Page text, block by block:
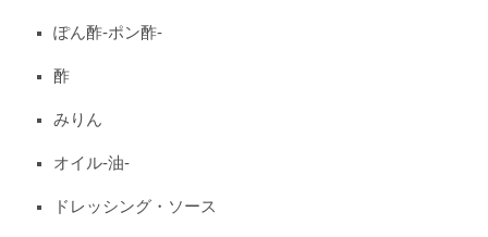
ぽん酢-ポン酢-
酢
みりん
オイル-油-
ドレッシング・ソース